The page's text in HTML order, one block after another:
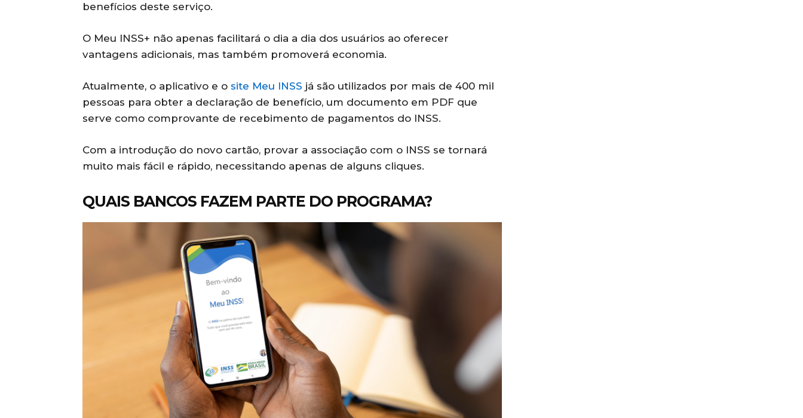
benefícios deste serviço.
O Meu INSS+ não apenas facilitará o dia a dia dos usuários ao oferecer
vantagens adicionais, mas também promoverá economia.
Atualmente, o aplicativo e o site Meu INSS já são utilizados por mais de 400 mil
pessoas para obter a declaração de benefício, um documento em PDF que
serve como comprovante de recebimento de pagamentos do INSS.
Com a introdução do novo cartão, provar a associação com o INSS se tornará
muito mais fácil e rápido, necessitando apenas de alguns cliques.
QUAIS BANCOS FAZEM PARTE DO PROGRAMA?